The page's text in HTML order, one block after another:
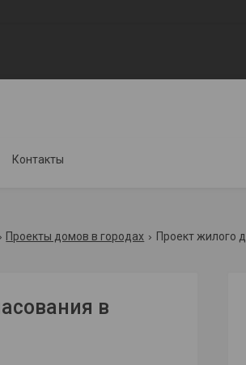
Контакты
Проекты домов в городах Проект жилого
в